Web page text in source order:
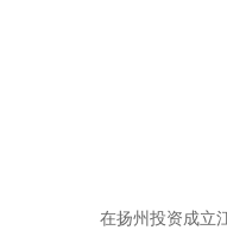
在扬州投资成立